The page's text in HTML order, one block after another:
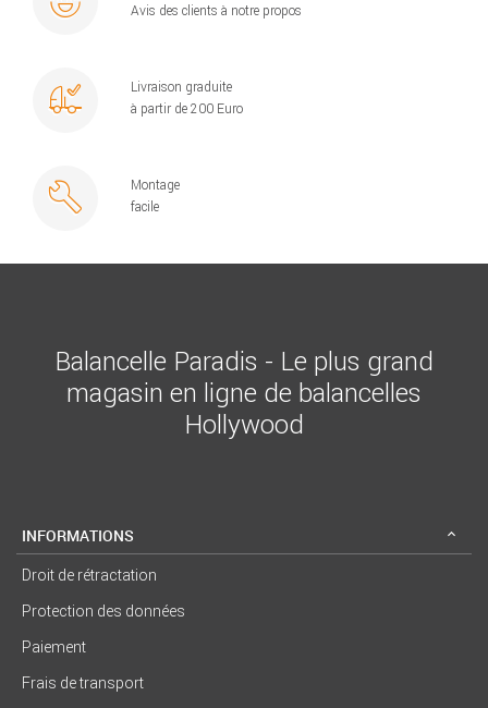
Avis des clients à notre propos
Livraison graduite
à partir de 200 Euro
Montage
facile
Balancelle Paradis - Le plus grand
magasin en ligne de balancelles
Hollywood
INFORMATIONS
Droit de rétractation
Protection des données
Paiement
Frais de transport